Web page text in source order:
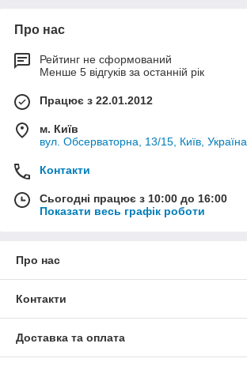
Про нас
Рейтинг не сформований
Менше 5 відгуків за останній рік
Працює з 22.01.2012
м. Київ
вул. Обсерваторна, 13/15, Київ, Україна
Контакти
Сьогодні працює з 10:00 до 16:00
Показати весь графік роботи
Про нас
Контакти
Доставка та оплата